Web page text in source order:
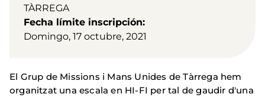
TÀRREGA
Fecha límite inscripción
Domingo, 17 octubre, 2021
El Grup de Missions i Mans Unides de Tàrrega hem
organitzat una escala en HI-FI per tal de gaudir d'una